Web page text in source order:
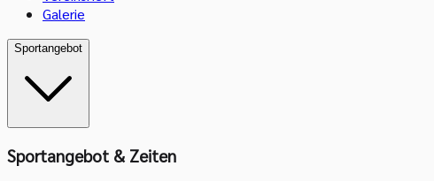
Galerie
Sportangebot
Sportangebot & Zeiten